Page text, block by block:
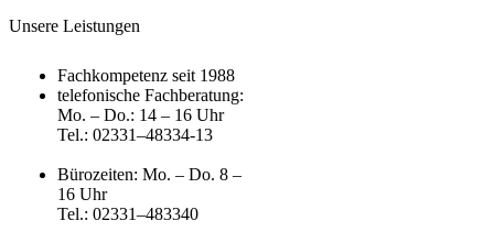
Unsere Leistungen
Fachkompetenz seit 1988
telefonische Fachberatung:
Mo. – Do.: 14 – 16 Uhr
Tel.: 02331–48334-13
Bürozeiten: Mo. – Do. 8 –
16 Uhr
Tel.: 02331–483340